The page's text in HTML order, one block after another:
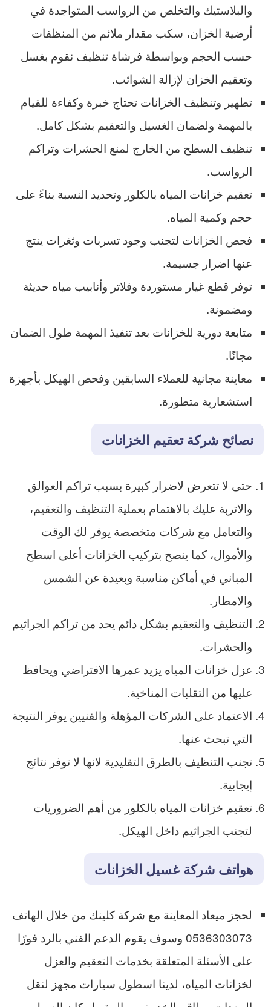
والبلاستيك والتخلص من الرواسب المتواجدة في
أرضية الخزان، سكب مقدار ملائم من المنظفات
حسب الحجم وبواسطة فرشاة تنظيف نقوم بغسل
وتعقيم الخزان لإزالة الشوائب.
تطهير وتنظيف الخزانات تحتاج خبرة وكفاءة للقيام
بالمهمة ولضمان الغسيل والتعقيم بشكل كامل.
تنظيف السطح من الخارج لمنع الحشرات وتراكم
الرواسب.
تعقيم خزانات المياه بالكلور وتحديد النسبة بناءً على
حجم وكمية المياه.
فحص الخزانات لتجنب وجود تسربات وثغرات ينتج
عنها اضرار جسيمة.
توفر قطع غيار مستوردة وفلاتر وأنابيب مياه حديثة
ومضمونة.
متابعة دورية للخزانات بعد تنفيذ المهمة طول الضمان
مجانًا.
معاينة مجانية للعملاء السابقين وفحص الهيكل بأجهزة
استشعارية متطورة.
نصائح شركة تعقيم الخزانات
حتى لا تتعرض لاضرار كبيرة بسبب تراكم العوالق
والاتربة عليك بالاهتمام بعملية التنظيف والتعقيم،
والتعامل مع شركات متخصصة يوفر لك الوقت
والأموال، كما ينصح بتركيب الخزانات أعلى اسطح
المباني في أماكن مناسبة وبعيدة عن الشمس
والامطار.
التنظيف والتعقيم بشكل دائم يحد من تراكم الجراثيم
والحشرات.
عزل خزانات المياه يزيد عمرها الافتراضي ويحافظ
عليها من التقلبات المناخية.
الاعتماد على الشركات المؤهلة والفنيين يوفر النتيجة
التي تبحث عنها.
تجنب التنظيف بالطرق التقليدية لانها لا توفر نتائج
إيجابية.
تعقيم خزانات المياه بالكلور من أهم الضروريات
لتجنب الجراثيم داخل الهيكل.
هواتف شركة غسيل الخزانات
لحجز ميعاد المعاينة مع شركة كلينك من خلال الهاتف
0536303073 وسوف يقوم الدعم الفني بالرد فورًا
على الأسئلة المتعلقة بخدمات التعقيم والعزل
لخزانات المياه، لدينا اسطول سيارات مجهز لنقل